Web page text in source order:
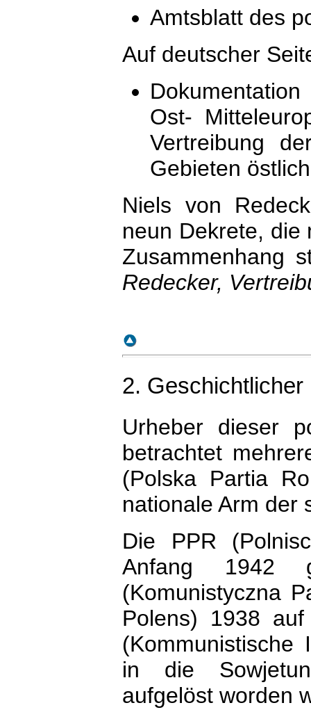
Amtsblatt des
Auf deutscher
Ost-
Vertreibung
Gebieten
Niels von
neun Dekrete, die
Zusammenhang
Redecker,
2.
Urheber dieser
betrachtet
(Polska Partia
nationale Arm der
Die PPR
Anfang 1942
(Komunistyczna
Polens) 1938
(Kommunistische
in die
aufgelöst worden